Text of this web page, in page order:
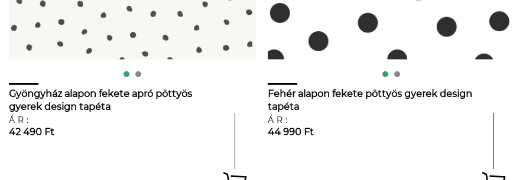
Gyöngyház alapon fekete apró pöttyös
gyerek design tapéta
ÁR:
42 490 Ft
Fehér alapon fekete pöttyös gyerek design
tapéta
ÁR:
44 990 Ft